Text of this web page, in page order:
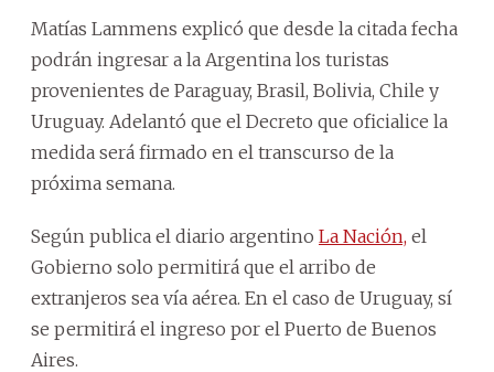
Matías Lammens explicó que desde la citada fecha
podrán ingresar a la Argentina los turistas
provenientes de Paraguay, Brasil, Bolivia, Chile y
Uruguay. Adelantó que el Decreto que oficialice la
medida será firmado en el transcurso de la
próxima semana.
Según publica el diario argentino La Nación, el
Gobierno solo permitirá que el arribo de
extranjeros sea vía aérea. En el caso de Uruguay, sí
se permitirá el ingreso por el Puerto de Buenos
Aires.